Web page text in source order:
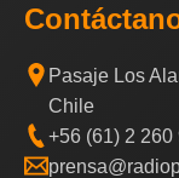
Pasaje Los
Chile
+56 (61) 2 260